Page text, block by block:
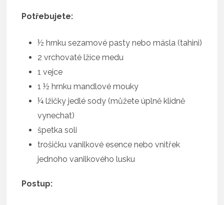
Potřebujete:
½ hrnku sezamové pasty nebo másla (tahini)
2 vrchovaté lžíce medu
1 vejce
1 ½ hrnku mandlové mouky
¼ lžičky jedlé sody (můžete úplně klidně
vynechat)
špetka soli
trošičku vanilkové esence nebo vnitřek
jednoho vanilkového lusku
Postup: